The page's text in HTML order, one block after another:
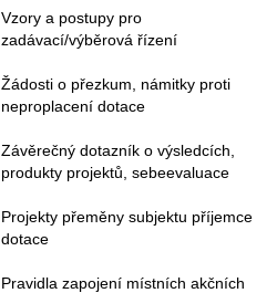
Vzory a postupy pro
zadávací/výběrová řízení
Žádosti o přezkum, námitky proti
neproplacení dotace
Závěrečný dotazník o výsledcích,
produkty projektů, sebeevaluace
Projekty přeměny subjektu příjemce
dotace
Pravidla zapojení místních akčních